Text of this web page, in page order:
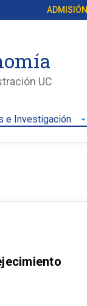
ADMISIÓN
UC
e Investigación arrow_drop_down